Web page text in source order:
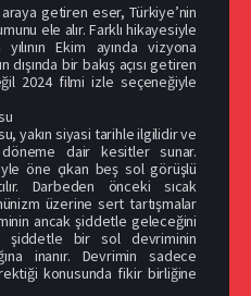
araya getiren eser, Türkiye’nin
ele alır. Farklı hikayesiyle
Ekim ayında vizyona
dışında bir bakış açısı getiren
2024 filmi izle seçeneğiyle
yakın siyasi tarihle ilgilidir ve
dair kesitler sunar.
öne çıkan beş sol görüşlü
Darbeden önceki sıcak
üzerine sert tartışmalar
ancak şiddetle geleceğini
şiddetle bir sol devriminin
inanır. Devrimin sadece
konusunda fikir birliğine